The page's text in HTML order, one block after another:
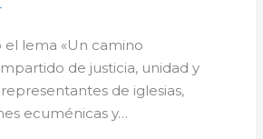
el lema «Un camino
de justicia, unidad y
de iglesias,
ecuménicas y…